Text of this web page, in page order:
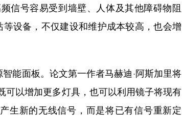
号容易受到墙壁、人体及其他障碍物阻
设备，不仅建设和维护成本较高，也会增
面板。论文第一作者马赫迪·阿斯加里将
可以增加更多灯具，也可以利用镜子将现有
生新的无线信号，而是将已有信号重新定